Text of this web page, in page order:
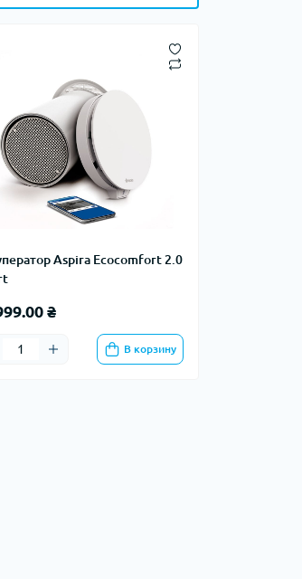
Aspira Ecocomfort 2.0
₴
В корзину